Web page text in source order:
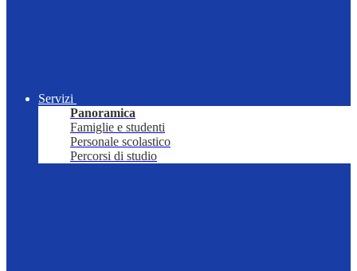
Servizi
Panoramica
Famiglie e studenti
Personale scolastico
Percorsi di studio